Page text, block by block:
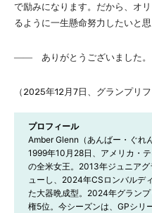
で励みになります。だから、オ
るように一生懸命努力したいと思
―― ありがとうございました。
（2025年12月7日、グランプリ
プロフィール
Amber Glenn（あんばー・ぐれん
1999年10月28日、アメリカ・
の全米女王。2013年ジュニア
ューし、2024年CSロンバルデ
た大器晩成型。2024年グラン
権5位。今シーズンは、GPシリ